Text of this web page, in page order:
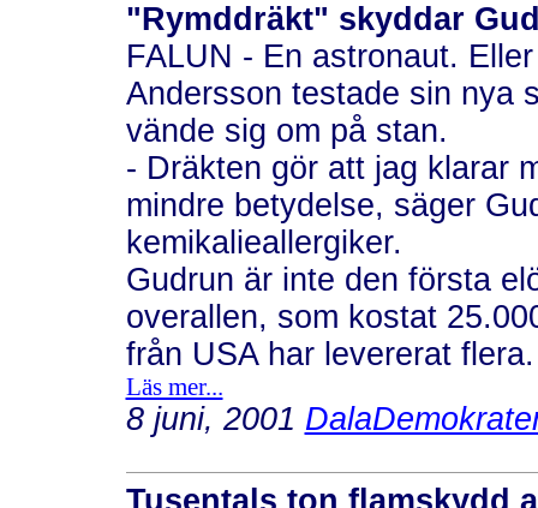
"Rymddräkt" skyddar
FALUN - En astronaut.
Andersson testade sin nya
vände sig om på stan.
- Dräkten gör att jag klarar
mindre betydelse, säger
kemikalieallergiker.
Gudrun är inte den första
overallen, som kostat
från USA har levererat
Läs mer...
8 juni, 2001
Tusentals ton flamskydd